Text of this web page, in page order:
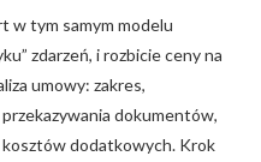
w tym samym modelu
zdarzeń, i rozbicie ceny na
umowy: zakres,
dokumentów,
dodatkowych. Krok